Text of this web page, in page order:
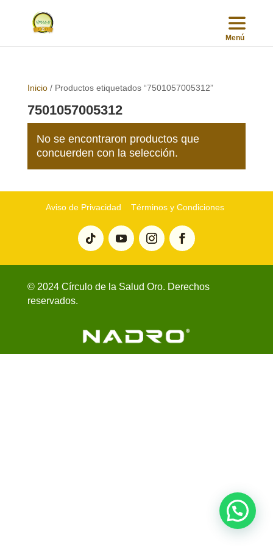
Inicio/ Productos etiquetados “7501057005312”
7501057005312
No se encontraron productos que
concuerden con la selección.
Aviso de Privacidad Términos y Condiciones
© 2024 Círculo de la Salud Oro. Derechos
reservados.